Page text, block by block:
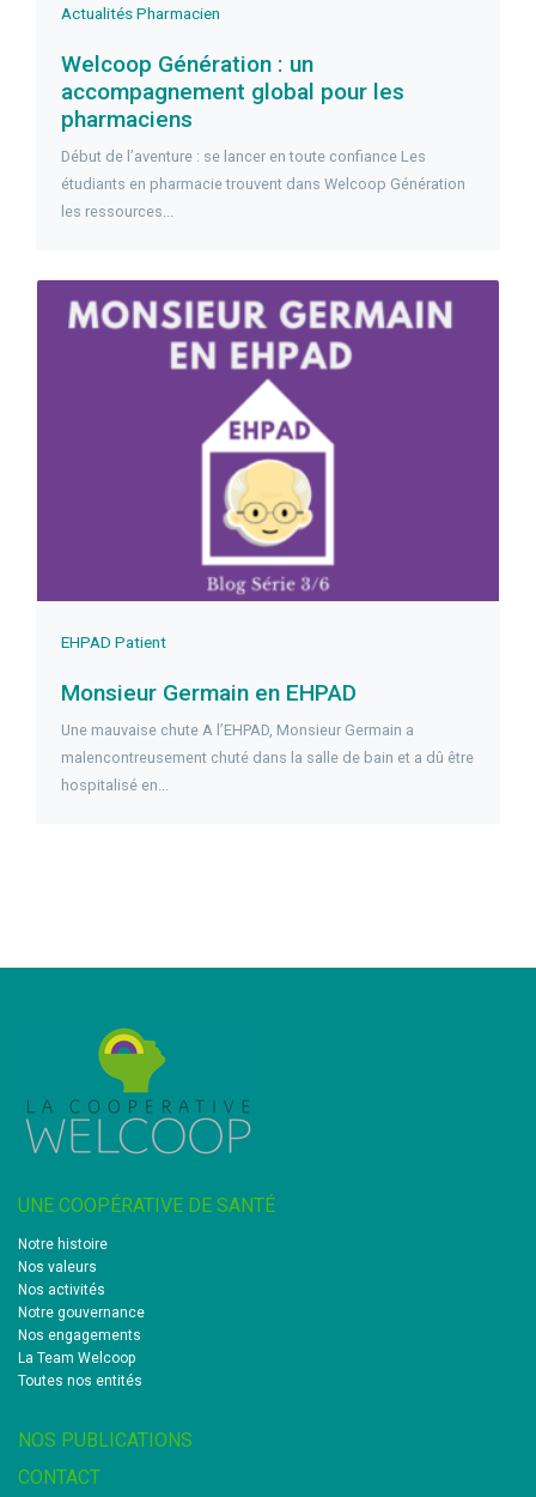
ActualitésPharmacien
Welcoop Génération : un
accompagnement global pour les
pharmaciens
Début de l’aventure : se lancer en toute confiance Les
étudiants en pharmacie trouvent dans Welcoop Génération
les ressources...
EHPAD Patient
Monsieur Germain en EHPAD
Une mauvaise chute A l’EHPAD, Monsieur Germain a
malencontreusement chuté dans la salle de bain et a dû être
hospitalisé en...
UNE COOPÉRATIVE DE SANTÉ
Notre histoire
Nos valeurs
Nos activités
Notre gouvernance
Nos engagements
La Team Welcoop
Toutes nos entités
NOS PUBLICATIONS
CONTACT